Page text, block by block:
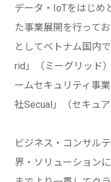
データ・IoTをはじめ
た事業展開を行って
としてベトナム国内
rid」（ミーグリッド
ームセキュリティ事
社Secual」（セキュ
ビジネス・コンサル
界・ソリューション